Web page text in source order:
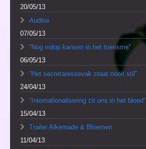
20/05/13
Auditie
07/05/13
“Nog volop kansen in het toerisme”
06/05/13
“Het secretaressevak staat nooit stil”
24/04/13
“Internationalisering zit ons in het bloed”
15/04/13
Trailer Alkemade & Bloemen
11/04/13